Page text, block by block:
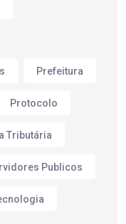
Prefeitura
Protocolo
Tributária
Publicos